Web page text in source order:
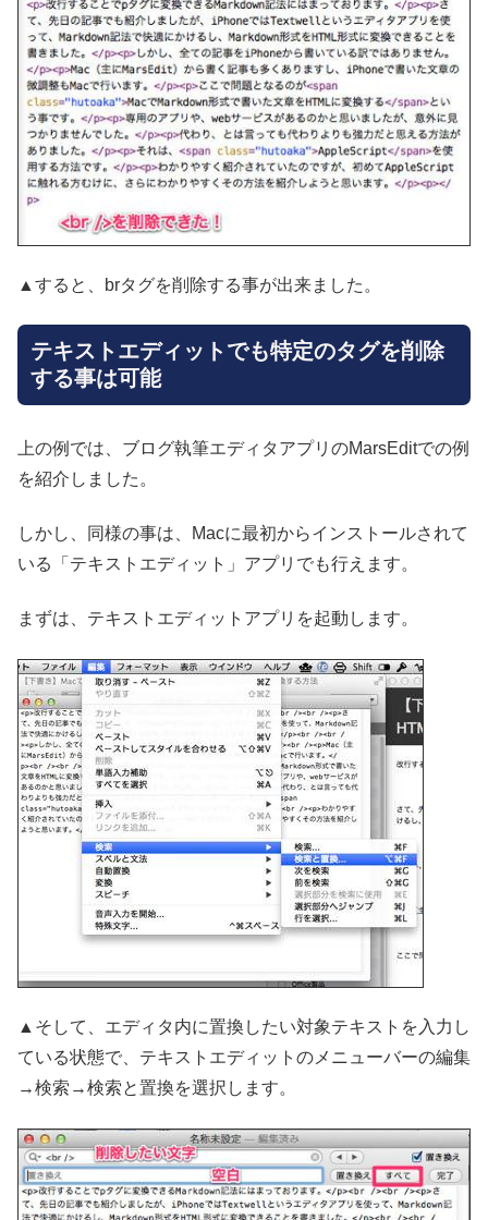
▲すると、brタグを削除する事が出来ました。
テキストエディットでも特定のタグを削除
する事は可能
上の例では、ブログ執筆エディタアプリのMarsEditでの例
を紹介しました。
しかし、同様の事は、Macに最初からインストールされて
いる「テキストエディット」アプリでも行えます。
まずは、テキストエディットアプリを起動します。
▲そして、エディタ内に置換したい対象テキストを入力し
ている状態で、テキストエディットのメニューバーの編集
→検索→検索と置換を選択します。